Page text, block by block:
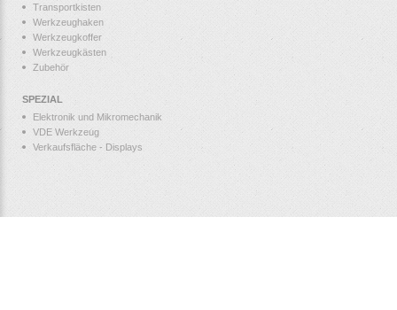
Transportkisten
Werkzeughaken
Werkzeugkoffer
Werkzeugkästen
Zubehör
SPEZIAL
Elektronik und Mikromechanik
VDE Werkzeug
Verkaufsfläche - Displays